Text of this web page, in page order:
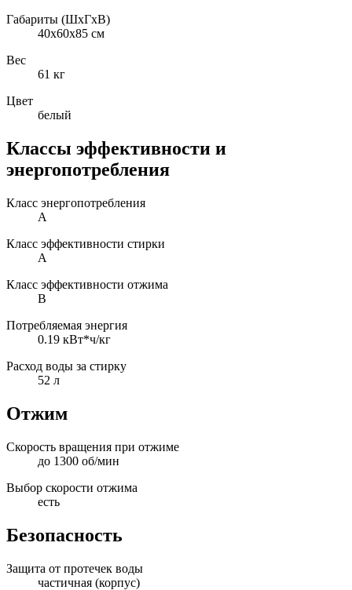
Габариты (ШxГxВ)
40x60x85 см
Вес
61 кг
Цвет
белый
Классы эффективности и
энергопотребления
Класс энергопотребления
A
Класс эффективности стирки
A
Класс эффективности отжима
B
Потребляемая энергия
0.19 кВт*ч/кг
Расход воды за стирку
52 л
Отжим
Скорость вращения при отжиме
до 1300 об/мин
Выбор скорости отжима
есть
Безопасность
Защита от протечек воды
частичная (корпус)